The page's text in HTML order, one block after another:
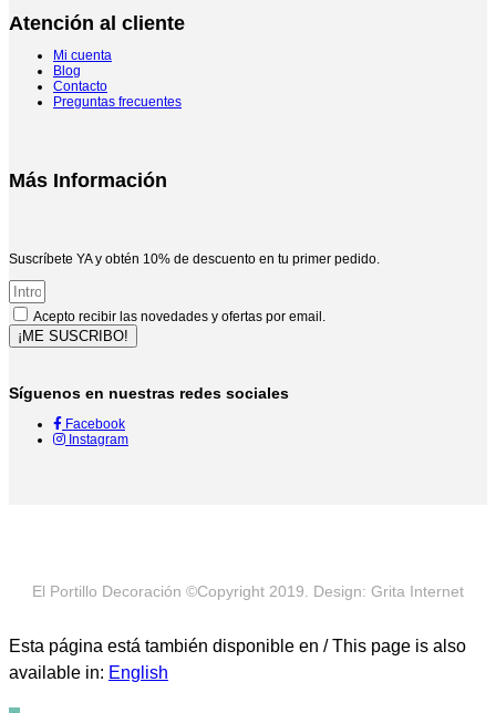
Atención al cliente
Mi cuenta
Blog
Contacto
Preguntas frecuentes
Más Información
Suscríbete YA y obtén 10% de descuento en tu primer pedido.
Acepto recibir las novedades y ofertas por email.
¡ME SUSCRIBO!
Síguenos en nuestras redes sociales
Facebook
Instagram
El Portillo Decoración ©Copyright 2019. Design: Grita Internet
Esta página está también disponible en / This page is also
available in: English